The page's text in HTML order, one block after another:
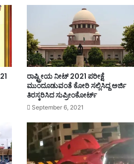
ರಾಷ್ಟ್ರೀಯ ನೀಟ್ 2021 ಪರೀಕ್ಷೆ
ಮುಂದೂಡುವಂತೆ ಕೋರಿ ಸಲ್ಲಿಸಿದ್ದ ಅರ್ಜಿ
ತಿರಸ್ಕರಿಸಿದ ಸುಪ್ರೀಂಕೋರ್ಟ್
September 6, 2021